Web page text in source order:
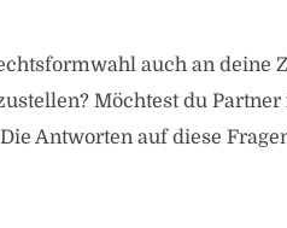
auch an deine
Möchtest du
Antworten auf diese